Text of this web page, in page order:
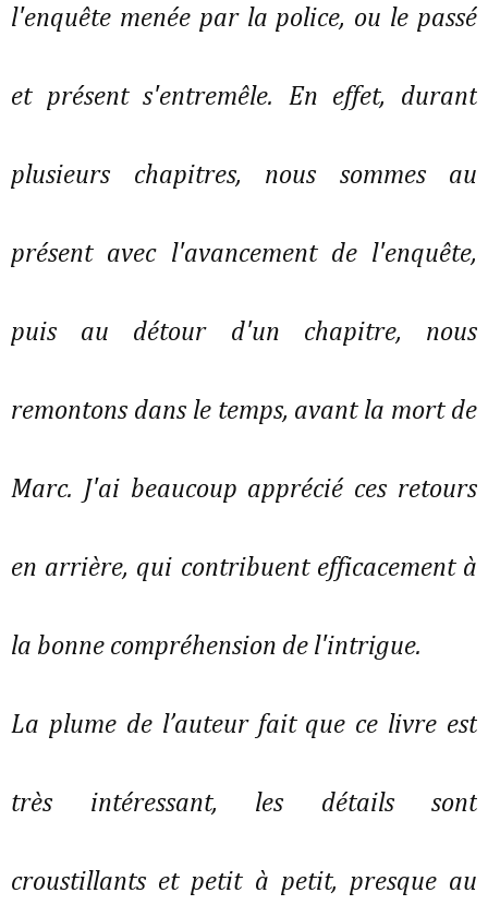
l'enquête menée par la police, ou le passé
et présent s'entremêle. En effet, durant
plusieurs chapitres, nous sommes au
présent avec l'avancement de l'enquête,
puis au détour d'un chapitre, nous
remontons dans le temps, avant la mort de
Marc. J'ai beaucoup apprécié ces retours
en arrière, qui contribuent efficacement à
la bonne compréhension de l'intrigue.
La plume de l’auteur fait que ce livre est
très intéressant, les détails sont
croustillants et petit à petit, presque au